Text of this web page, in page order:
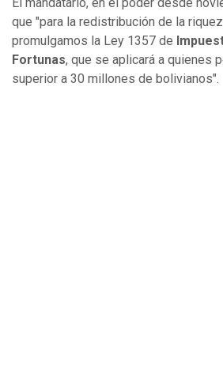
El mandatario, en el poder desde
que "para la redistribución de la
promulgamos la Ley 1357 de
Fortunas, que se aplicará a quienes
superior a 30 millones de bolivianos".